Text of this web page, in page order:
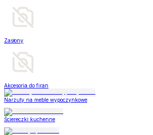
Zasłony
Akcesoria do firan
Narzuty na meble wypoczynkowe
Ściereczki kuchenne